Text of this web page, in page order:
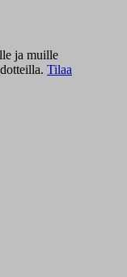
ja muille
Tilaa